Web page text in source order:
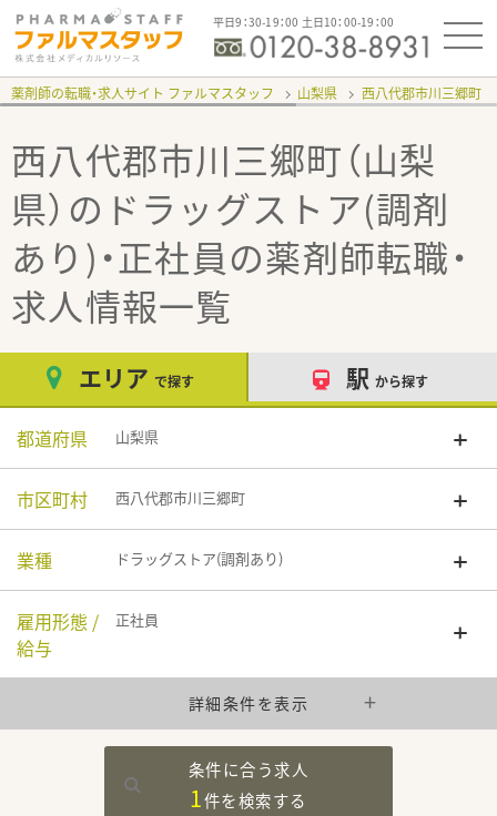
平日9：30-19：00 土日10：00-19：00
薬剤師の転職・求人サイト ファルマスタッフ 山梨県 西八代郡市川三郷町
西八代郡市川三郷町（山梨
県）のドラッグストア(調剤
あり)・正社員の薬剤師転職・
求人情報一覧
エリア で探す 駅 から探す
都道府県 山梨県
市区町村 西八代郡市川三郷町
業種 ドラッグストア(調剤あり)
雇用形態 /
給与
正社員
詳細条件を表示
条件に合う求人
1件を検索する